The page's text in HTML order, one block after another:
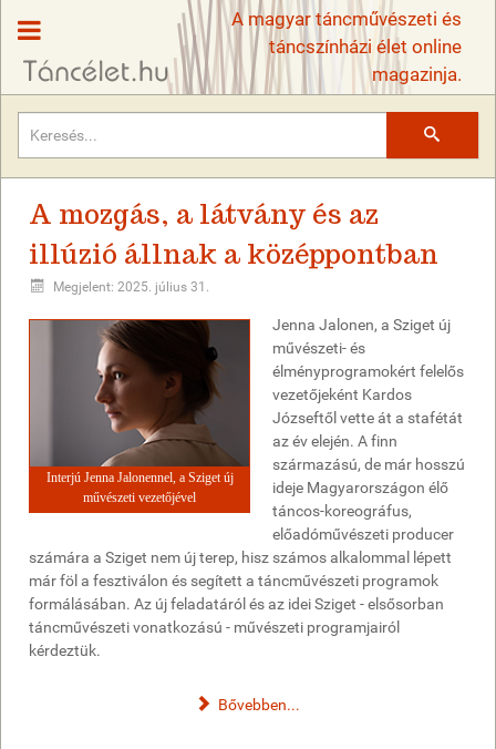
A magyar táncművészeti és
táncszínházi élet online
magazinja.
A mozgás, a látvány és az
illúzió állnak a középpontban
Megjelent: 2025. július 31.
Interjú Jenna Jalonennel, a Sziget új
művészeti vezetőjével
Jenna Jalonen, a Sziget új
művészeti- és
élményprogramokért felelős
vezetőjeként Kardos
Józseftől vette át a stafétát
az év elején. A finn
származású, de már hosszú
ideje Magyarországon élő
táncos-koreográfus,
előadóművészeti producer
számára a Sziget nem új terep, hisz számos alkalommal lépett
már föl a fesztiválon és segített a táncművészeti programok
formálásában. Az új feladatáról és az idei Sziget - elsősorban
táncművészeti vonatkozású - művészeti programjairól
kérdeztük.
Bővebben...